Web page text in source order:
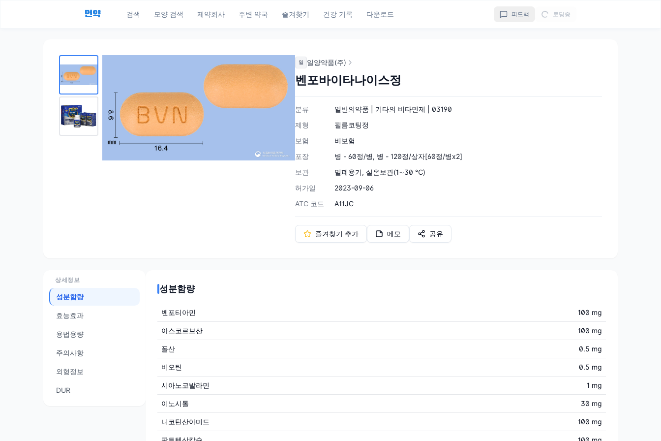
먼약 검색 모양 검색 제약회사 주변 약국 즐겨찾기 건강 기록 다운로드 피드백 로딩중
일 일양약품(주)
벤포바이타나이스정
분류
일반의약품 | 기타의 비타민제 | 03190
제형
필름코팅정
보험
비보험
포장
병 - 60정/병, 병 - 120정/상자[60정/병x2]
보관
밀폐용기, 실온보관(1∼30 ℃)
허가일
2023-09-06
ATC 코드
A11JC
즐겨찾기 추가 메모 공유
상세정보
성분함량
효능효과
용법용량
주의사항
외형정보
DUR
성분함량
벤포티아민 100 mg
아스코르브산 100 mg
폴산 0.5 mg
비오틴 0.5 mg
시아노코발라민 1 mg
이노시톨 30 mg
니코틴산아미드 100 mg